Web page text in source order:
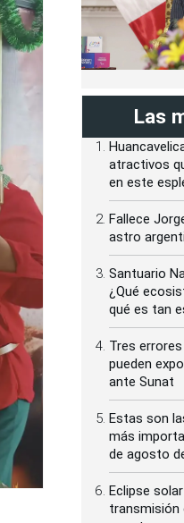
Las
atractivos
en este
Fallece
astro
Santuario
¿Qué
qué es tan
Tres
pueden
ante Sunat
Estas son
más
de agosto
Eclipse
transmisión